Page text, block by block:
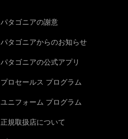
パタゴニアの謝意
パタゴニアからのお知らせ
パタゴニアの公式アプリ
プロセールス プログラム
ユニフォーム プログラム
正規取扱店について